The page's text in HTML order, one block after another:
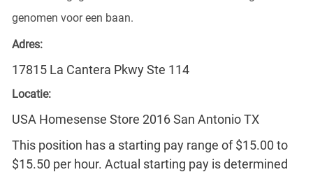
genomen voor een baan.
Adres:
17815 La Cantera Pkwy Ste 114
Locatie:
USA Homesense Store 2016 San Antonio TX
This position has a starting pay range of $15.00 to
$15.50 per hour. Actual starting pay is determined